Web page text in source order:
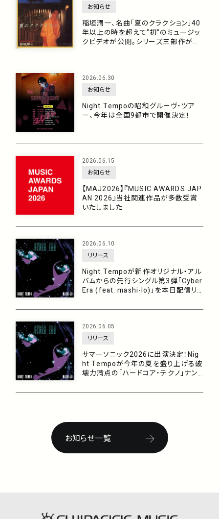
お知らせ
稲垣潤一、名曲「夏のクラクション」40
年以上の時を超えて”初”のミュージッ
クビデオが公開。シリーズ三部作がつ
2026.06.30
お知らせ
Night Tempoの昭和グルーヴ・ツア
ー、今年は全国9都市で開催決定！
2026.06.15
お知らせ
【MAJ2026】『MUSIC AWARDS JAP
AN 2026』当社関連作品が多数受賞
いたしました
2026.06.10
リリース
Night Tempoが新作オリジナル・アル
バムからの先行シングル第3弾「Cyber
Era (feat. mashi-lo)」を本日配信リリ
点の「ハードコア・テクノ」ナンバー！
2026.06.05
リリース
サマーソニック2026に出演決定！Nig
ht Tempoが今年の夏を盛り上げる破
壊力満点の「ハードコア・テクノ」ナン
6/10に配信！
お知らせ一覧